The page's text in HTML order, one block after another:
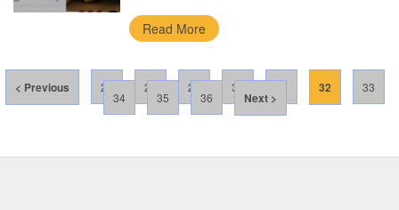
Read More
< Previous 27 28 29 30 32 33
34 35 36 Next >